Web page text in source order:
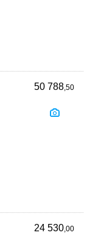
50 788,50
24 530,00